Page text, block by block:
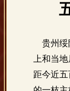
贵州
上和当
距今近五